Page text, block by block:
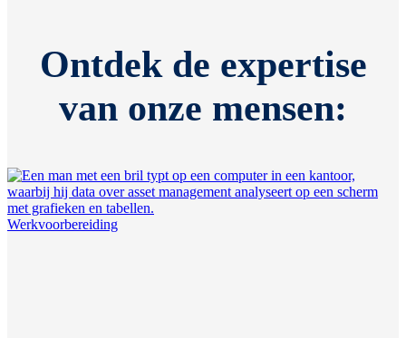
Ontdek de expertise
van onze mensen:
Werkvoorbereiding